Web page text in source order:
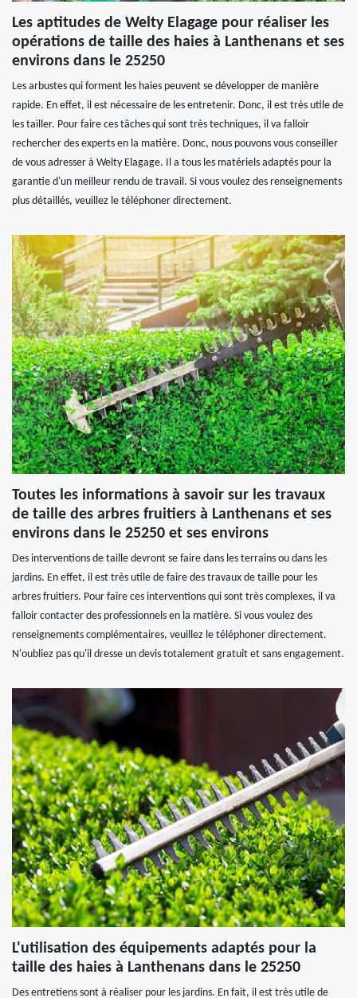
Les aptitudes de Welty Elagage pour réaliser les
opérations de taille des haies à Lanthenans et ses
environs dans le 25250
Les arbustes qui forment les haies peuvent se développer de manière
rapide. En effet, il est nécessaire de les entretenir. Donc, il est très utile de
les tailler. Pour faire ces tâches qui sont très techniques, il va falloir
rechercher des experts en la matière. Donc, nous pouvons vous conseiller
de vous adresser à Welty Elagage. Il a tous les matériels adaptés pour la
garantie d'un meilleur rendu de travail. Si vous voulez des renseignements
plus détaillés, veuillez le téléphoner directement.
Toutes les informations à savoir sur les travaux
de taille des arbres fruitiers à Lanthenans et ses
environs dans le 25250 et ses environs
Des interventions de taille devront se faire dans les terrains ou dans les
jardins. En effet, il est très utile de faire des travaux de taille pour les
arbres fruitiers. Pour faire ces interventions qui sont très complexes, il va
falloir contacter des professionnels en la matière. Si vous voulez des
renseignements complémentaires, veuillez le téléphoner directement.
N'oubliez pas qu'il dresse un devis totalement gratuit et sans engagement.
L'utilisation des équipements adaptés pour la
taille des haies à Lanthenans dans le 25250
Des entretiens sont à réaliser pour les jardins. En fait, il est très utile de